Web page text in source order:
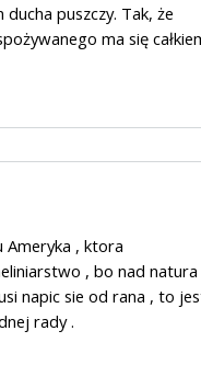
puszczy. Tak, że
ma się
, ktora
, bo nad natura
napic sie od rana , to
rady .